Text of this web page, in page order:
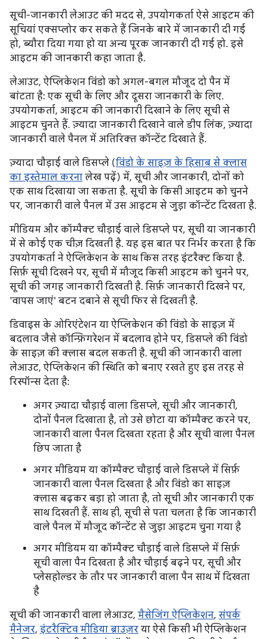
सूची-जानकारी लेआउट की मदद से, उपयोगकर्ता ऐसे आइटम की
सूचियां एक्सप्लोर कर सकते हैं जिनके बारे में जानकारी दी गई
हो, ब्यौरा दिया गया हो या अन्य पूरक जानकारी दी गई हो. इसे
आइटम की जानकारी कहा जाता है.
लेआउट, ऐप्लिकेशन विंडो को अगल-बगल मौजूद दो पैन में
बांटता है: एक सूची के लिए और दूसरा जानकारी के लिए.
उपयोगकर्ता, आइटम की जानकारी दिखाने के लिए सूची से
आइटम चुनते हैं. ज़्यादा जानकारी दिखाने वाले डीप लिंक, ज़्यादा
जानकारी वाले पैनल में अतिरिक्त कॉन्टेंट दिखाते हैं.
ज़्यादा चौड़ाई वाले डिसप्ले (विंडो के साइज़ के हिसाब से क्लास
का इस्तेमाल करना लेख पढ़ें) में, सूची और जानकारी, दोनों को
एक साथ दिखाया जा सकता है. सूची के किसी आइटम को चुनने
पर, जानकारी वाले पैनल में उस आइटम से जुड़ा कॉन्टेंट दिखता है.
मीडियम और कॉम्पैक्ट चौड़ाई वाले डिसप्ले पर, सूची या जानकारी
में से कोई एक चीज़ दिखती है. यह इस बात पर निर्भर करता है कि
उपयोगकर्ता ने ऐप्लिकेशन के साथ किस तरह इंटरैक्ट किया है.
सिर्फ़ सूची दिखने पर, सूची में मौजूद किसी आइटम को चुनने पर,
सूची की जगह जानकारी दिखती है. सिर्फ़ जानकारी दिखने पर,
'वापस जाएं' बटन दबाने से सूची फिर से दिखती है.
डिवाइस के ओरिएंटेशन या ऐप्लिकेशन की विंडो के साइज़ में
बदलाव जैसे कॉन्फ़िगरेशन में बदलाव होने पर, डिसप्ले की विंडो
के साइज़ की क्लास बदल सकती है. सूची की जानकारी वाला
लेआउट, ऐप्लिकेशन की स्थिति को बनाए रखते हुए इस तरह से
रिस्पॉन्स देता है:
अगर ज़्यादा चौड़ाई वाला डिसप्ले, सूची और जानकारी,
दोनों पैनल दिखाता है, तो उसे छोटा या कॉम्पैक्ट करने पर,
जानकारी वाला पैनल दिखता रहता है और सूची वाला पैनल
छिप जाता है
अगर मीडियम या कॉम्पैक्ट चौड़ाई वाले डिसप्ले में सिर्फ़
जानकारी वाला पैनल दिखता है और विंडो का साइज़
क्लास बढ़कर बड़ा हो जाता है, तो सूची और जानकारी एक
साथ दिखती हैं. साथ ही, सूची से पता चलता है कि जानकारी
वाले पैनल में मौजूद कॉन्टेंट से जुड़ा आइटम चुना गया है
अगर मीडियम या कॉम्पैक्ट चौड़ाई वाले डिसप्ले में सिर्फ़
सूची वाला पैन दिखता है और चौड़ाई बढ़ने पर, सूची और
प्लेसहोल्डर के तौर पर जानकारी वाला पैन साथ में दिखता
है
सूची की जानकारी वाला लेआउट, मैसेजिंग ऐप्लिकेशन, संपर्क
मैनेजर, इंटरैक्टिव मीडिया ब्राउज़र या ऐसे किसी भी ऐप्लिकेशन